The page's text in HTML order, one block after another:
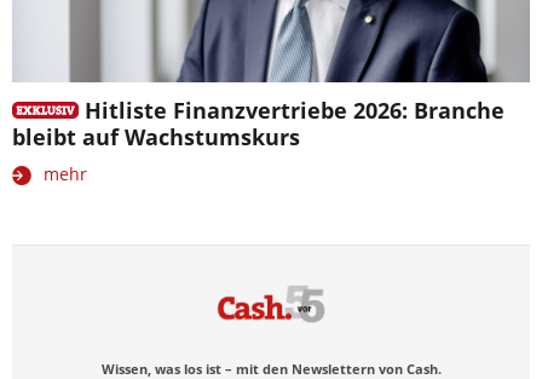
Hitliste Finanzvertriebe 2026: Branche
bleibt auf Wachstumskurs
mehr
Wissen, was los ist – mit den Newslettern von Cash.